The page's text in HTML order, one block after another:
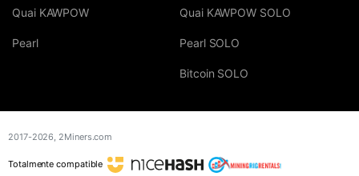
Quai KAWPOW
Pearl
Quai KAWPOW SOLO
Pearl SOLO
Bitcoin SOLO
2017-2026, 2Miners.com
Totalmente compatible